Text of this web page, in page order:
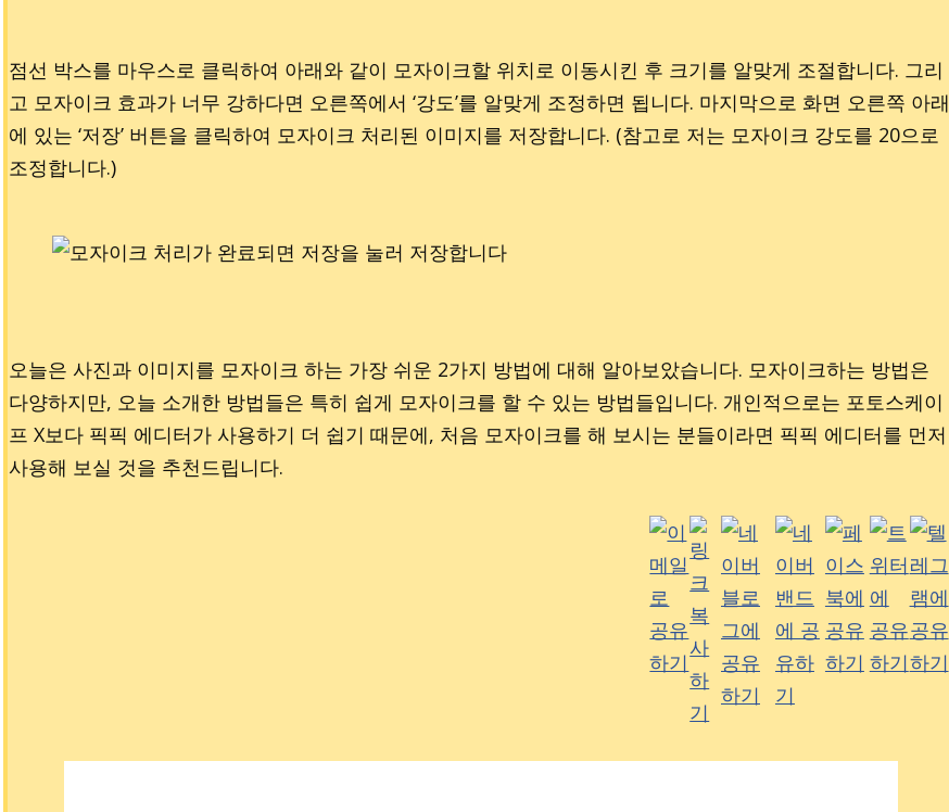
점선 박스를 마우스로 클릭하여 아래와 같이 모자이크할 위치로 이동시킨 후 크기를 알맞게 조절합니다. 그리
고 모자이크 효과가 너무 강하다면 오른쪽에서 ‘강도’를 알맞게 조정하면 됩니다. 마지막으로 화면 오른쪽 아래
에 있는 ‘저장’ 버튼을 클릭하여 모자이크 처리된 이미지를 저장합니다. (참고로 저는 모자이크 강도를 20으로
조정합니다.)
오늘은 사진과 이미지를 모자이크 하는 가장 쉬운 2가지 방법에 대해 알아보았습니다. 모자이크하는 방법은
다양하지만, 오늘 소개한 방법들은 특히 쉽게 모자이크를 할 수 있는 방법들입니다. 개인적으로는 포토스케이
프 X보다 픽픽 에디터가 사용하기 더 쉽기 때문에, 처음 모자이크를 해 보시는 분들이라면 픽픽 에디터를 먼저
사용해 보실 것을 추천드립니다.